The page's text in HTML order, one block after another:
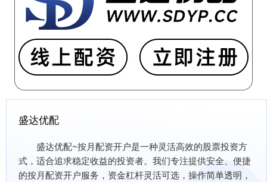
盛达优配
盛达优配~按月配资开户是一种灵活高效的股票投资方
式，适合追求稳定收益的投资者。我们专注提供安全、便捷
的按月配资开户服务，资金杠杆灵活可选，操作简单透明，